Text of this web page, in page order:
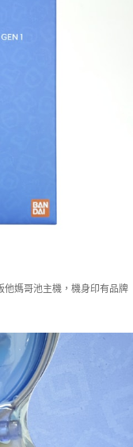
他媽哥池主機，機身印有品牌